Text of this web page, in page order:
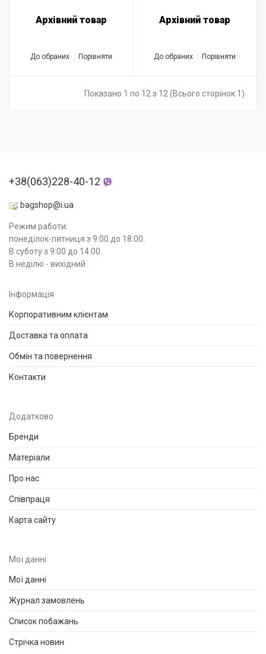
Архівний товар
До обраних Порівняти
Архівний товар
До обраних Порівняти
Показано 1 по 12 з 12 (Всього сторінок 1)
+38(063)228-40-12
bagshop@i.ua
Режим работи:
понеділок-пятниця з 9:00 до 18:00.
В суботу з 9:00 до 14:00.
В неділю - вихідний.
Інформація
Корпоративним клієнтам
Доставка та оплата
Обмін та повернення
Контакти
Додатково
Бренди
Матеріали
Про нас
Співпраця
Карта сайту
Мої данні
Мої данні
Журнал замовлень
Список побажань
Стрічка новин